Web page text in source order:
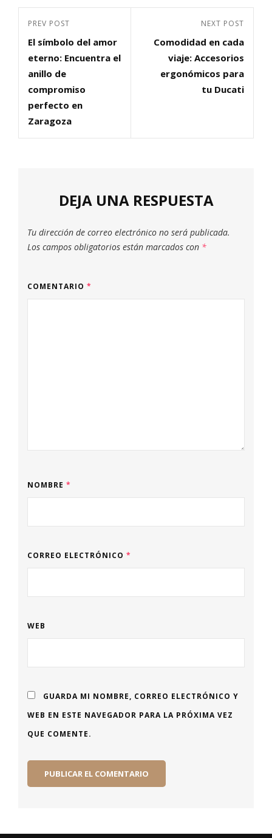
Navegación
de
entradas
Previous
Post
PREV POST
El símbolo del amor
eterno: Encuentra el
anillo de
compromiso
perfecto en
Zaragoza
Post
NEXT POST
Comodidad en cada
viaje: Accesorios
ergonómicos para
tu Ducati
DEJA UNA RESPUESTA
Tu dirección de correo electrónico no será publicada.
Los campos obligatorios están marcados con *
COMENTARIO *
NOMBRE *
CORREO ELECTRÓNICO *
WEB
GUARDA MI NOMBRE, CORREO ELECTRÓNICO Y
WEB EN ESTE NAVEGADOR PARA LA PRÓXIMA VEZ
QUE COMENTE.